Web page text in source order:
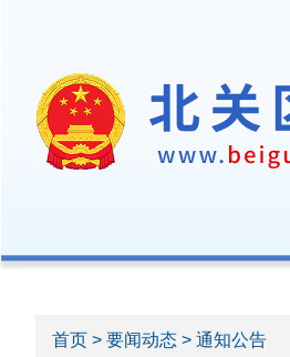
首页 > 要闻动态 > 通知公告